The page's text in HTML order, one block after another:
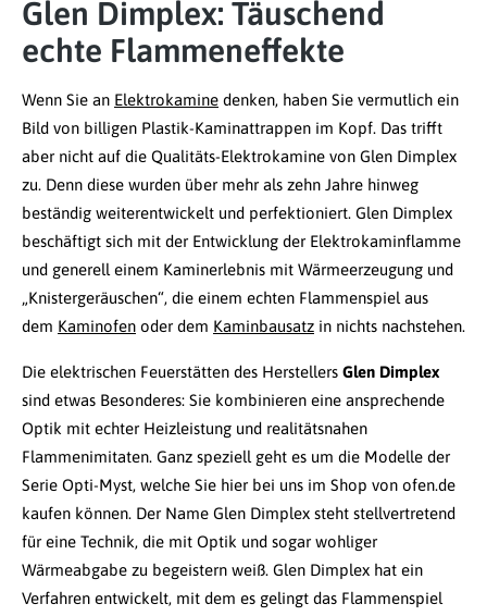
Glen Dimplex: Täuschend
echte Flammeneffekte
Wenn Sie an Elektrokamine denken, haben Sie vermutlich ein
Bild von billigen Plastik-Kaminattrappen im Kopf. Das trifft
aber nicht auf die Qualitäts-Elektrokamine von Glen Dimplex
zu. Denn diese wurden über mehr als zehn Jahre hinweg
beständig weiterentwickelt und perfektioniert. Glen Dimplex
beschäftigt sich mit der Entwicklung der Elektrokaminflamme
und generell einem Kaminerlebnis mit Wärmeerzeugung und
„Knistergeräuschen“, die einem echten Flammenspiel aus
dem Kaminofen oder dem Kaminbausatz in nichts nachstehen.
Die elektrischen Feuerstätten des Herstellers Glen Dimplex
sind etwas Besonderes: Sie kombinieren eine ansprechende
Optik mit echter Heizleistung und realitätsnahen
Flammenimitaten. Ganz speziell geht es um die Modelle der
Serie Opti-Myst, welche Sie hier bei uns im Shop von ofen.de
kaufen können. Der Name Glen Dimplex steht stellvertretend
für eine Technik, die mit Optik und sogar wohliger
Wärmeabgabe zu begeistern weiß. Glen Dimplex hat ein
Verfahren entwickelt, mit dem es gelingt das Flammenspiel